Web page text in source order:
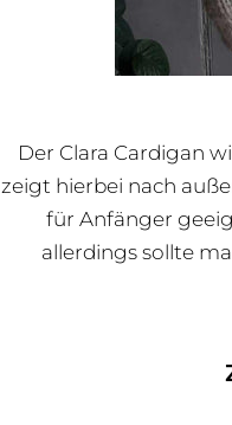
Der Clara Cardigan
zeigt hierbei nach
für Anfänger
allerdings sollte